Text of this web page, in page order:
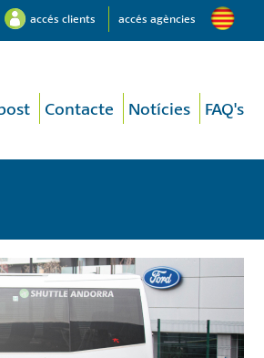
accés clients accés agències
Contacte Notícies FAQ's